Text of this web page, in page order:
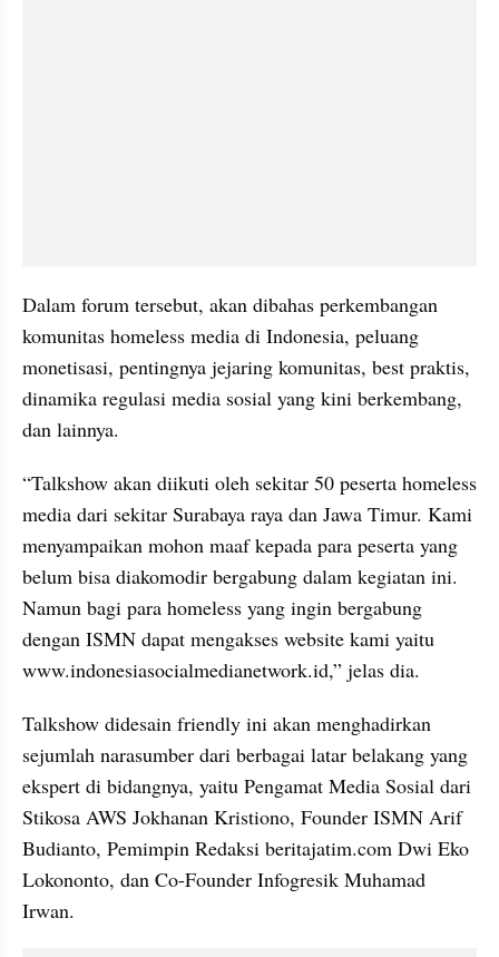
Dalam forum tersebut, akan dibahas perkembangan
komunitas homeless media di Indonesia, peluang
monetisasi, pentingnya jejaring komunitas, best praktis,
dinamika regulasi media sosial yang kini berkembang,
dan lainnya.
“Talkshow akan diikuti oleh sekitar 50 peserta homeless
media dari sekitar Surabaya raya dan Jawa Timur. Kami
menyampaikan mohon maaf kepada para peserta yang
belum bisa diakomodir bergabung dalam kegiatan ini.
Namun bagi para homeless yang ingin bergabung
dengan ISMN dapat mengakses website kami yaitu
www.indonesiasocialmedianetwork.id,” jelas dia.
Talkshow didesain friendly ini akan menghadirkan
sejumlah narasumber dari berbagai latar belakang yang
ekspert di bidangnya, yaitu Pengamat Media Sosial dari
Stikosa AWS Jokhanan Kristiono, Founder ISMN Arif
Budianto, Pemimpin Redaksi beritajatim.com Dwi Eko
Lokononto, dan Co-Founder Infogresik Muhamad
Irwan.